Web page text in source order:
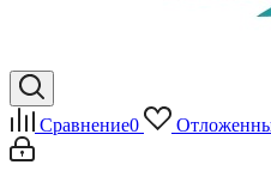
Сравнение0